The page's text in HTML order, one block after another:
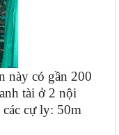
này có gần 200
tài ở 2 nội
cự ly: 50m